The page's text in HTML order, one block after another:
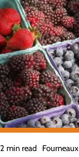
2 min read Fourneaux